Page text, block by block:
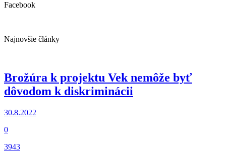
Facebook
Najnovšie články
Brožúra k projektu Vek nemôže byť
dôvodom k diskriminácii
30.8.2022
0
3943